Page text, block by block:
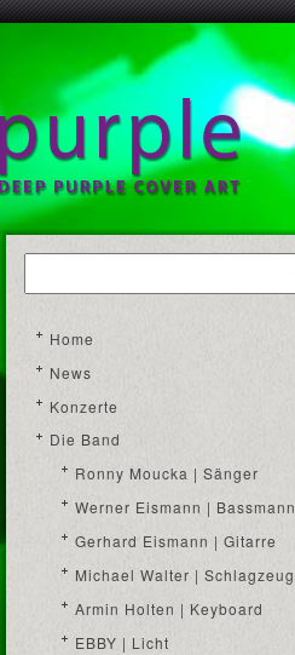
Home
News
Konzerte
Die Band
Ronny Moucka | Sänger
Werner Eismann | Bassmann
Gerhard Eismann | Gitarre
Michael Walter | Schlagzeug
Armin Holten | Keyboard
EBBY | Licht